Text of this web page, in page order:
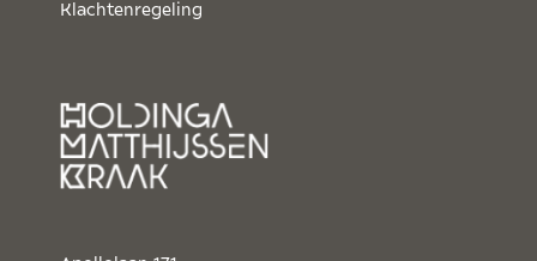
Klachtenregeling